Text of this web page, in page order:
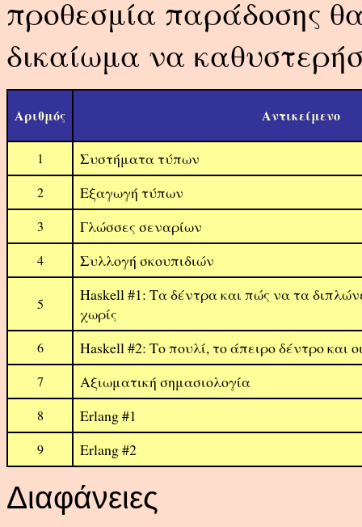
προθεσμία παράδοσης
δικαίωμα να
Αριθμός Αντικείμενο
1 Συστήματα τύπων
2 Εξαγωγή τύπων
3 Γλώσσες σεναρίων
4 Συλλογή σκουπιδιών
5
Haskell #1: Τα δέντρα και πώς να τα
χωρίς
6 Haskell #2: Το πουλί, το άπειρο δέντρο και
7 Αξιωματική σημασιολογία
8 Erlang #1
9 Erlang #2
Διαφάνειες